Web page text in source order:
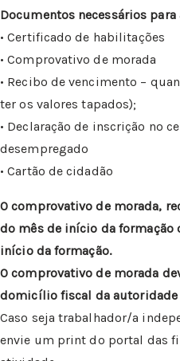
Documentos necessários
• Certificado de habilitações
• Comprovativo de morada
• Recibo de vencimento –
ter os valores tapados);
• Declaração de inscrição no
desempregado
• Cartão de cidadão
O comprovativo de morada,
do mês de início da formação
início da formação.
O comprovativo de morada
domicílio fiscal da
Caso seja trabalhador/a
envie um print do portal das